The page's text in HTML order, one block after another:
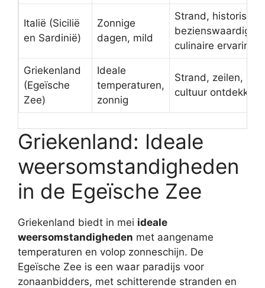
Italië (Sicilië
en Sardinië)
Zonnige
dagen, mild
Strand, historische
culinaire
Griekenland
(Egeïsche
Zee)
Ideale
temperaturen,
zonnig
Strand, zeilen,
cultuur ontdekken
Griekenland: Ideale
weersomstandigheden
in de Egeïsche Zee
Griekenland biedt in mei ideale
weersomstandigheden met aangename
temperaturen en volop zonneschijn. De
Egeïsche Zee is een waar paradijs voor
zonaanbidders, met schitterende stranden en